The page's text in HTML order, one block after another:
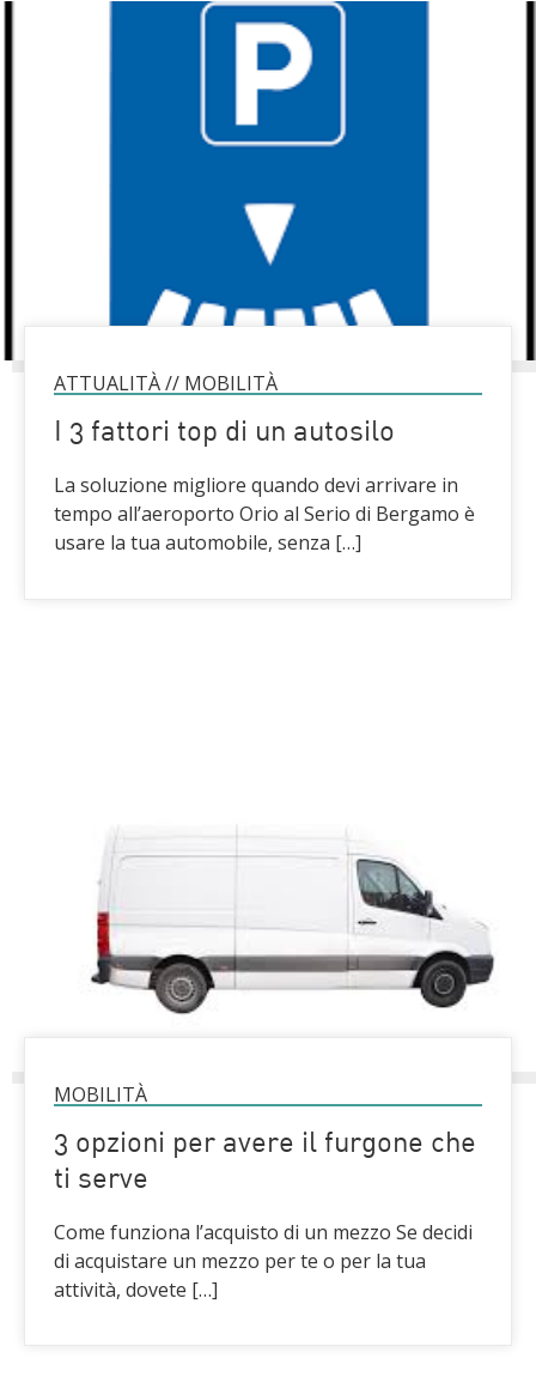
ATTUALITÀ// MOBILITÀ
I 3 fattori top di un autosilo
La soluzione migliore quando devi arrivare in
tempo all’aeroporto Orio al Serio di Bergamo è
usare la tua automobile, senza […]
MOBILITÀ
3 opzioni per avere il furgone che
ti serve
Come funziona l’acquisto di un mezzo Se decidi
di acquistare un mezzo per te o per la tua
attività, dovete […]